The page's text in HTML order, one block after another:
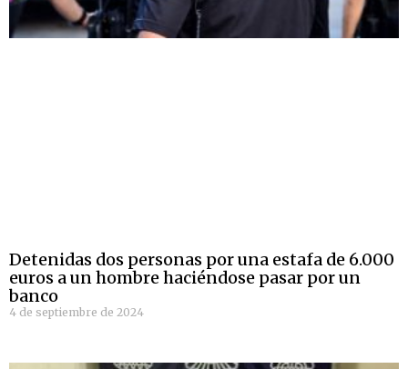
Detenidas dos personas por una estafa de 6.000
euros a un hombre haciéndose pasar por un
banco
4 de septiembre de 2024